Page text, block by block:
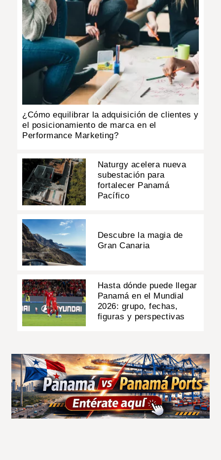
¿Cómo equilibrar la adquisición de clientes y
el posicionamiento de marca en el
Performance Marketing?
Naturgy acelera nueva
subestación para
fortalecer Panamá
Pacífico
Descubre la magia de
Gran Canaria
Hasta dónde puede llegar
Panamá en el Mundial
2026: grupo, fechas,
figuras y perspectivas